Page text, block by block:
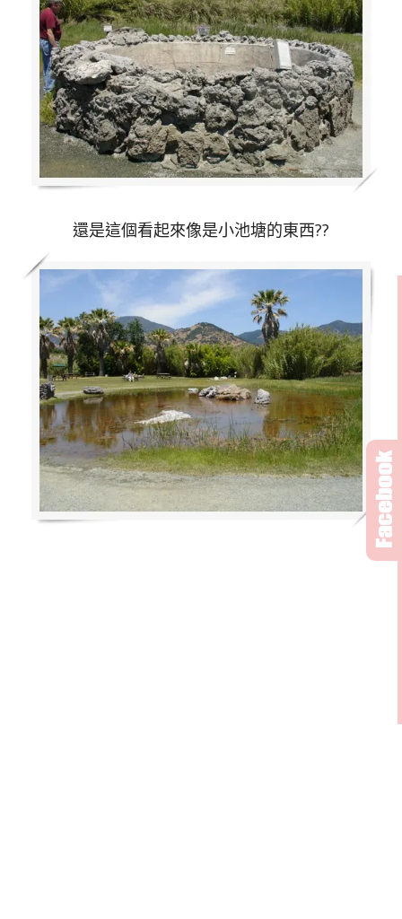
還是這個看起來像是小池塘的東西??